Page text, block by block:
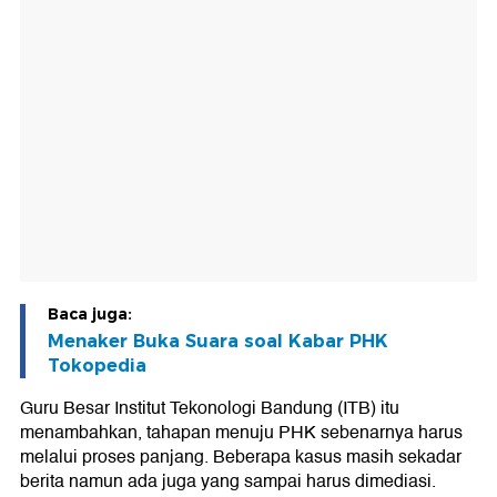
Baca juga:
Menaker Buka Suara soal Kabar PHK
Tokopedia
Guru Besar Institut Tekonologi Bandung (ITB) itu
menambahkan, tahapan menuju PHK sebenarnya harus
melalui proses panjang. Beberapa kasus masih sekadar
berita namun ada juga yang sampai harus dimediasi.